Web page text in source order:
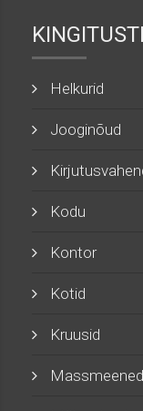
Helkurid
Jooginõud
Kodu
Kontor
Kotid
Kruusid
Massmeened